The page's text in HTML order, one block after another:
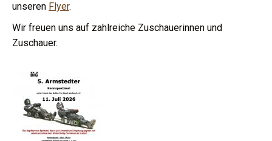
unseren Flyer.
Wir freuen uns auf zahlreiche Zuschauerinnen und
Zuschauer.